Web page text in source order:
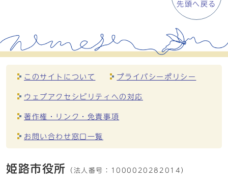
先頭へ戻る
このサイトについて プライバシーポリシー
ウェブアクセシビリティへの対応
著作権・リンク・免責事項
お問い合わせ窓口一覧
姫路市役所 （法人番号： 1000020282014）